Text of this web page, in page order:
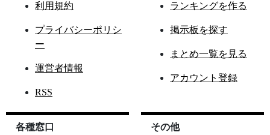
利用規約
プライバシーポリシ
ー
運営者情報
RSS
ランキングを作る
掲示板を探す
まとめ一覧を見る
アカウント登録
各種窓口 その他